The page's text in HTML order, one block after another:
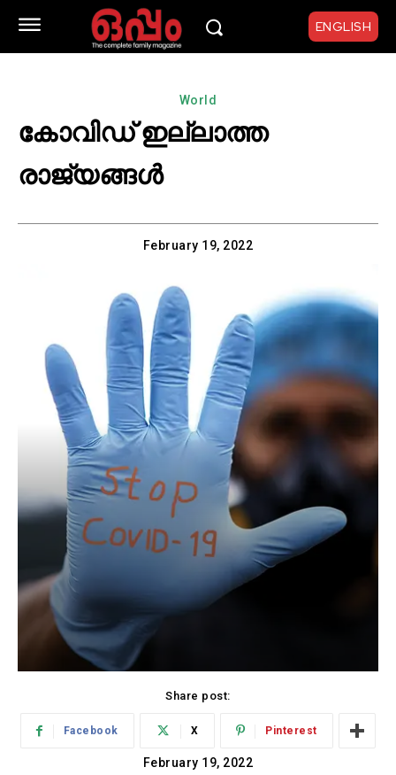
ENGLISH
World
കോവിഡ് ഇല്ലാത്ത
രാജ്യങ്ങൾ
February 19, 2022
Share post:
Facebook X Pinterest
February 19, 2022